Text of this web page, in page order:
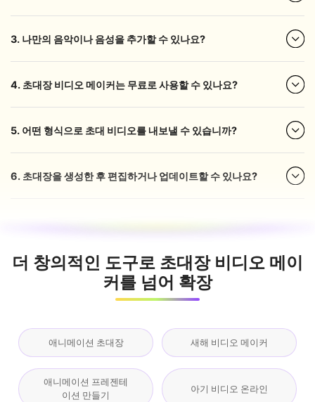
3. 나만의 음악이나 음성을 추가할 수 있나요?
4. 초대장 비디오 메이커는 무료로 사용할 수 있나요?
5. 어떤 형식으로 초대 비디오를 내보낼 수 있습니까?
6. 초대장을 생성한 후 편집하거나 업데이트할 수 있나요?
더 창의적인 도구로 초대장 비디오 메이
커를 넘어 확장
애니메이션 초대장 새해 비디오 메이커
애니메이션 프레젠테
이션 만들기
아기 비디오 온라인